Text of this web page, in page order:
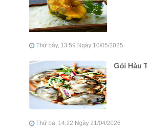
Thứ bảy, 13:59 Ngày 10/05/2025
Gỏi Hàu
Thứ ba, 14:22 Ngày 21/04/2026